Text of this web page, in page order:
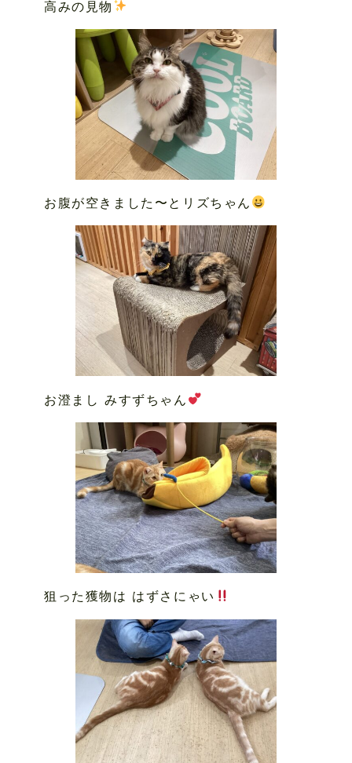
高みの見物
お腹が空きました〜とリズちゃん
お澄まし みすずちゃん
狙った獲物は はずさにゃい